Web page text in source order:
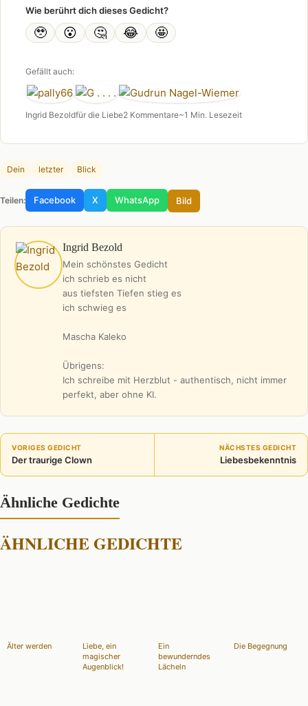
Wie berührt dich dieses Gedicht?
🥹 😮 🤔 😂 🤩
Gefällt auch:
Ingrid Bezoldfür die Liebe2 Kommentare~1 Min. Lesezeit
Dein letzter Blick
Teilen: Facebook X WhatsApp Bild
Ingrid Bezold
Mein schönstes Gedicht
ich schrieb es nicht
aus tiefsten Tiefen stieg es
ich schwieg es
Mascha Kaleko
Übrigens:
Ich schreibe mit Herzblut - authentisch, nicht immer
perfekt, aber ohne KI.
VORIGES GEDICHT
Der traurige Clown
NÄCHSTES GEDICHT
Liebesbekenntnis
Ähnliche Gedichte
ÄHNLICHE GEDICHTE
Älter werden
Liebe, ein
magischer
Augenblick!
Ein
bewunderndes
Lächeln
Die Begegnung